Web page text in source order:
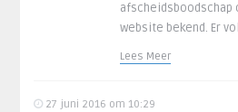
afscheidsboodschap
website bekend. Er
Lees Meer
27 juni 2016 om 10:29